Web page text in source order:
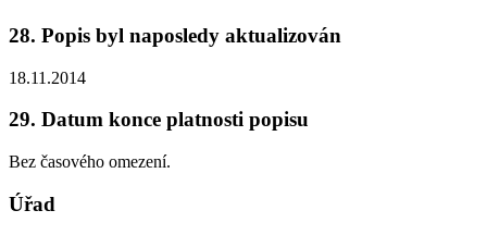
28. Popis byl naposledy aktualizován
18.11.2014
29. Datum konce platnosti popisu
Bez časového omezení.
Úřad